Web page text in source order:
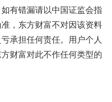
有错漏请以中国证监会指
，东方财富不对因该资料
承担任何责任。用户个人
财富对此不作任何类型的